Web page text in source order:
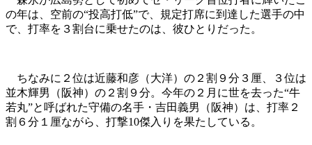
の年は、空前の“投高打低”で、規定打席に到達した選手の中
で、打率を３割台に乗せたのは、彼ひとりだった。
ちなみに２位は近藤和彦（大洋）の２割９分３厘、３位は
並木輝男（阪神）の２割９分。今年の２月に世を去った“牛
若丸”と呼ばれた守備の名手・吉田義男（阪神）は、打率２
割６分１厘ながら、打撃10傑入りを果たしている。